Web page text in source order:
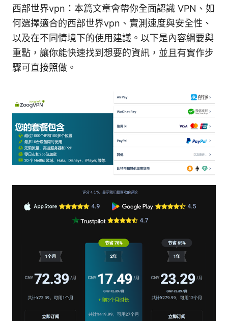
西部世界vpn：本篇文章會帶你全面認識 VPN、如
何選擇適合的西部世界vpn、實測速度與安全性、
以及在不同情境下的使用建議。以下是內容綱要與
重點，讓你能快速找到想要的資訊，並且有實作步
驟可直接照做。